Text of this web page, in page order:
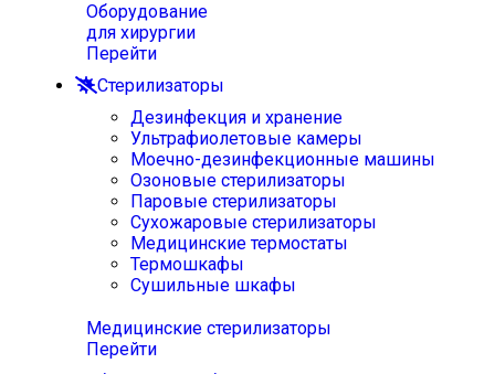
Оборудование
для хирургии
Перейти
Стерилизаторы
Дезинфекция и хранение
Ультрафиолетовые камеры
Моечно-дезинфекционные машины
Озоновые стерилизаторы
Паровые стерилизаторы
Сухожаровые стерилизаторы
Медицинские термостаты
Термошкафы
Сушильные шкафы
Медицинские стерилизаторы
Перейти